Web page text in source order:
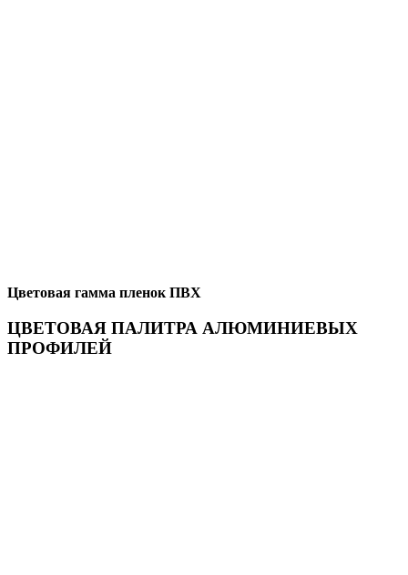
Цветовая гамма пленок ПВХ
ЦВЕТОВАЯ ПАЛИТРА АЛЮМИНИЕВЫХ
ПРОФИЛЕЙ